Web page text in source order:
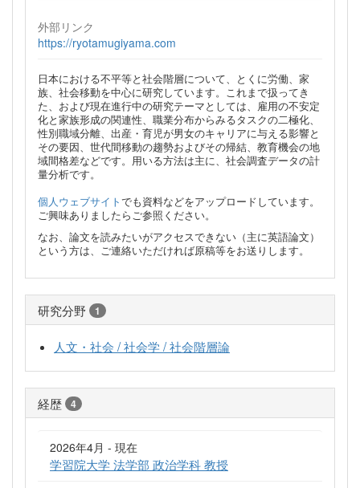
外部リンク
https://ryotamugiyama.com
日本における不平等と社会階層について、とくに労働、家
族、社会移動を中心に研究しています。これまで扱ってき
た、および現在進行中の研究テーマとしては、雇用の不安定
化と家族形成の関連性、職業分布からみるタスクの二極化、
性別職域分離、出産・育児が男女のキャリアに与える影響と
その要因、世代間移動の趨勢およびその帰結、教育機会の地
域間格差などです。用いる方法は主に、社会調査データの計
量分析です。
個人ウェブサイトでも資料などをアップロードしています。
ご興味ありましたらご参照ください。
なお、論文を読みたいがアクセスできない（主に英語論文）
という方は、ご連絡いただければ原稿等をお送りします。
研究分野 1
人文・社会 / 社会学 / 社会階層論
経歴 4
2026年4月 - 現在
学習院大学 法学部 政治学科 教授